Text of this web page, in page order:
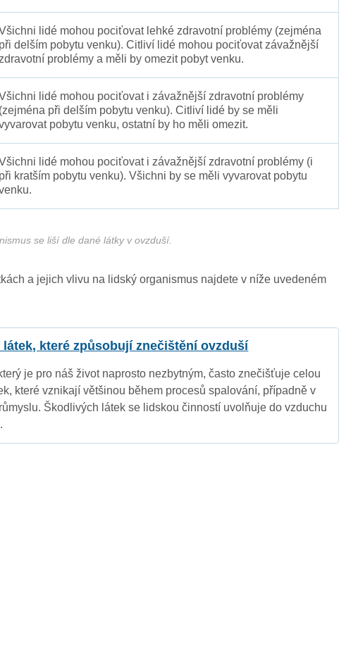
lidé mohou pociťovat lehké zdravotní problémy (zejména
při delším pobytu venku). Citliví lidé mohou pociťovat závažnější
zdravotní problémy a měli by omezit pobyt venku.
lidé mohou pociťovat i závažnější zdravotní problémy
(zejména při delším pobytu venku). Citliví lidé by se měli
pobytu venku, ostatní by ho měli omezit.
lidé mohou pociťovat i závažnější zdravotní problémy (i
při kratším pobytu venku). Všichni by se měli vyvarovat pobytu
se liší dle dané látky v ovzduší.
a jejich vlivu na lidský organismus najdete v níže uvedeném
látek, které způsobují znečištění ovzduší
je pro náš život naprosto nezbytným, často znečišťuje celou
které vznikají většinou během procesů spalování, případně v
Škodlivých látek se lidskou činností uvolňuje do vzduchu